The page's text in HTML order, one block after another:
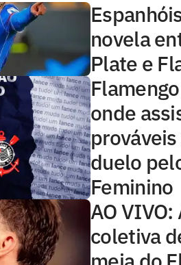
novela
Plate e
onde
duelo
Feminino
AO
coletiva